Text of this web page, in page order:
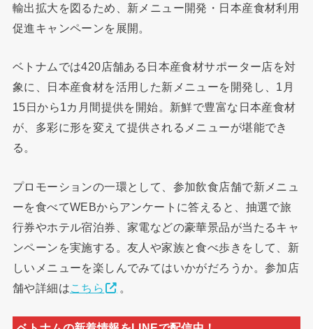
輸出拡大を図るため、新メニュー開発・日本産食材利用
促進キャンペーンを展開。
ベトナムでは420店舗ある日本産食材サポーター店を対
象に、日本産食材を活用した新メニューを開発し、1月
15日から1カ月間提供を開始。新鮮で豊富な日本産食材
が、多彩に形を変えて提供されるメニューが堪能でき
る。
プロモーションの一環として、参加飲食店舗で新メニュ
ーを食べてWEBからアンケートに答えると、抽選で旅
行券やホテル宿泊券、家電などの豪華景品が当たるキャ
ンペーンを実施する。友人や家族と食べ歩きをして、新
しいメニューを楽しんでみてはいかがだろうか。参加店
舗や詳細はこちら 。